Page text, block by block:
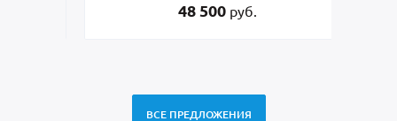
48 500руб.
ВСЕ ПРЕДЛОЖЕНИЯ